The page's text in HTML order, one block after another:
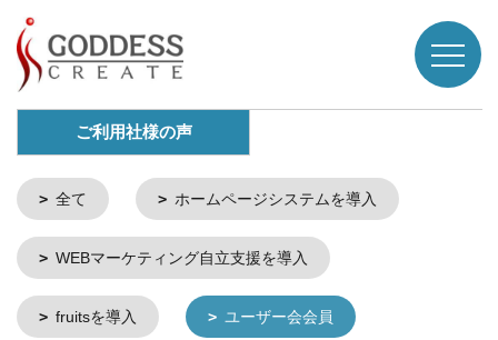
ご利用社様の声
全て ホームページシステムを導入
WEBマーケティング自立支援を導入
fruitsを導入 ユーザー会会員